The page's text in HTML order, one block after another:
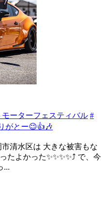
モーターフェスティバル #
がとー😉👍️🎶
清水区は 大きな被害もな
たよかった✨✨✨✨⤴️ で、今
...